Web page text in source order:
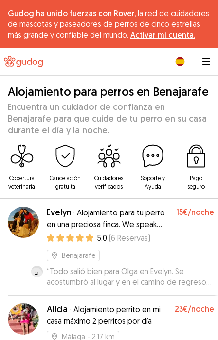
Gudog ha unido fuerzas con Rover, la red de cuidadores
de mascotas y paseadores de perros de cinco estrellas
más grande y confiable del mundo. Activar mi cuenta.
Alojamiento para perros en Benajarafe
Encuentra un cuidador de confianza en
Benajarafe para que cuide de tu perro en su casa
durante el día y la noche.
Cobertura
veterinaria
Cancelación
gratuita
Cuidadores
verificados
Soporte y
Ayuda
Pago
seguro
Evelyn · Alojamiento para tu perro
en una preciosa finca. We speak
English. Wir sprechen Deutsch.
15€/noche
5.0 (6 Reservas)
Benajarafe
“Todo salió bien para Olga en Evelyn. Se
acostumbró al lugar y en el camino de regreso
estaba muy tranquila.”
Alicia · Alojamiento perrito en mi
casa máximo 2 perritos por día
23€/noche
Málaga - 2.17 km